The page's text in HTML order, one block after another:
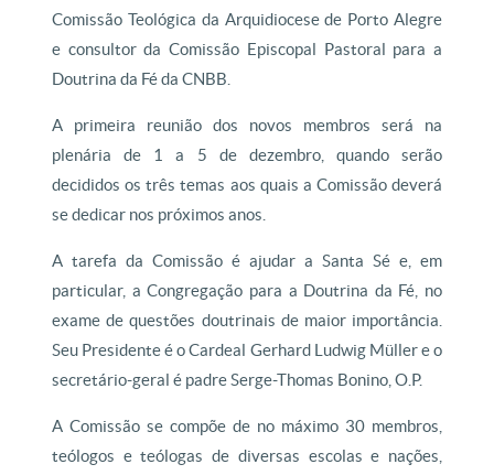
Comissão Teológica da Arquidiocese de Porto Alegre
e consultor da Comissão Episcopal Pastoral para a
Doutrina da Fé da CNBB.
A primeira reunião dos novos membros será na
plenária de 1 a 5 de dezembro, quando serão
decididos os três temas aos quais a Comissão deverá
se dedicar nos próximos anos.
A tarefa da Comissão é ajudar a Santa Sé e, em
particular, a Congregação para a Doutrina da Fé, no
exame de questões doutrinais de maior importância.
Seu Presidente é o Cardeal Gerhard Ludwig Müller e o
secretário-geral é padre Serge-Thomas Bonino, O.P.
A Comissão se compõe de no máximo 30 membros,
teólogos e teólogas de diversas escolas e nações,